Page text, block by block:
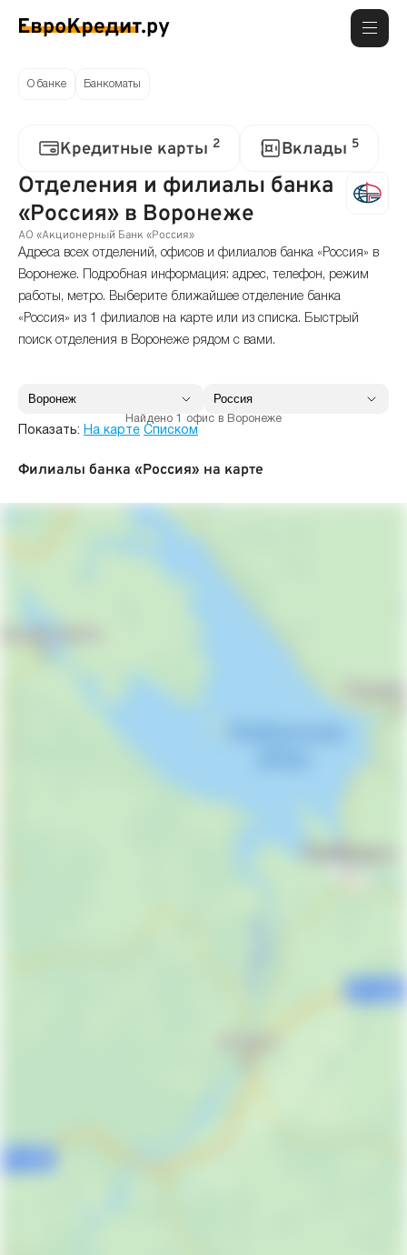
О банке Банкоматы
Кредитные карты 2 Вклады 5
Отделения и филиалы банка
«Россия» в Воронеже
АО «Акционерный Банк «Россия»
Адреса всех отделений, офисов и филиалов банка «Россия» в
Воронеже. Подробная информация: адрес, телефон, режим
работы, метро. Выберите ближайшее отделение банка
«Россия» из 1 филиалов на карте или из списка. Быстрый
поиск отделения в Воронеже рядом с вами.
Найдено 1 офис в Воронеже
Показать: На карте Списком
Филиалы банка «Россия» на карте